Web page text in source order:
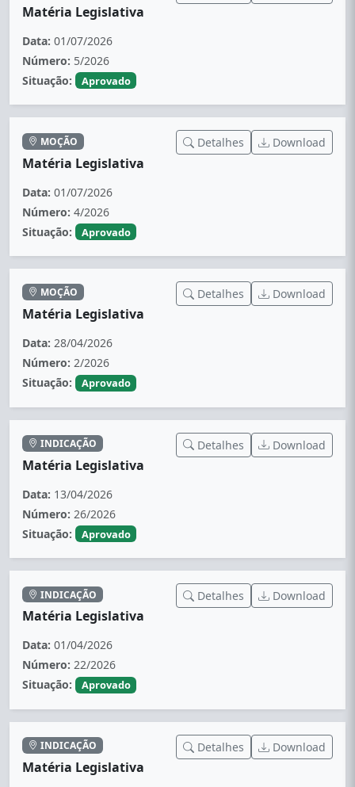
Matéria Legislativa
Data: 01/07/2026
Número: 5/2026
Situação:
Aprovado
MOÇÃO
Matéria Legislativa
Detalhes Download
Data: 01/07/2026
Número: 4/2026
Situação:
Aprovado
MOÇÃO
Matéria Legislativa
Detalhes Download
Data: 28/04/2026
Número: 2/2026
Situação:
Aprovado
INDICAÇÃO
Matéria Legislativa
Detalhes Download
Data: 13/04/2026
Número: 26/2026
Situação:
Aprovado
INDICAÇÃO
Matéria Legislativa
Detalhes Download
Data: 01/04/2026
Número: 22/2026
Situação:
Aprovado
INDICAÇÃO
Matéria Legislativa
Detalhes Download